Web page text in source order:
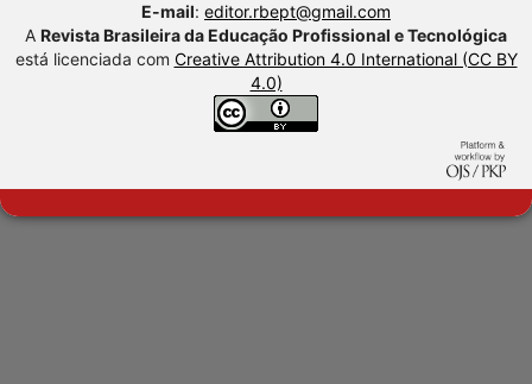
E-mail: editor.rbept@gmail.com
A Revista Brasileira da Educação Profissional e Tecnológica
está licenciada com Creative Attribution 4.0 International (CC BY
4.0)